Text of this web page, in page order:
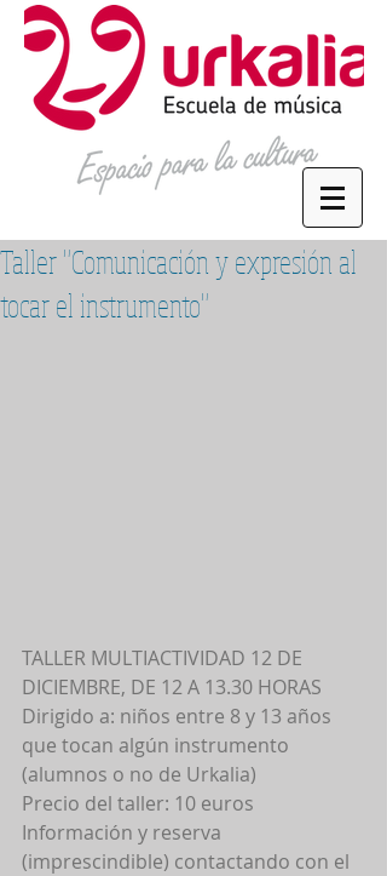
Taller "Comunicación y expresión al
tocar el instrumento"
TALLER MULTIACTIVIDAD 12 DE
DICIEMBRE, DE 12 A 13.30 HORAS
Dirigido a: niños entre 8 y 13 años
que tocan algún instrumento
(alumnos o no de Urkalia)
Precio del taller: 10 euros
Información y reserva
(imprescindible) contactando con el